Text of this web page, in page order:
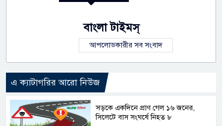
বাংলা টাইমস্
আপলোডকারীর সব সংবাদ
এ ক্যাটাগরির আরো নিউজ
সড়কে একদিনে প্রাণ গেল ১৬ জনের,
সিলেটে বাস সংঘর্ষে নিহত ৮